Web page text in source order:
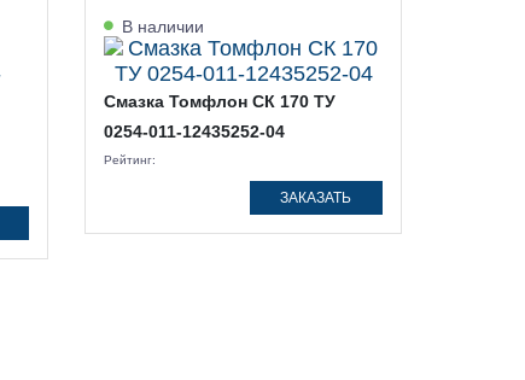
В наличии
Смазка Томфлон СК 170 ТУ
0254-011-12435252-04
Рейтинг:
ЗАКАЗАТЬ